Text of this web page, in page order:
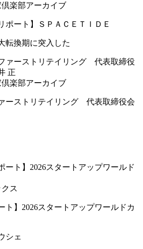
楽部アーカイブ
ポート】ＳＰＡＣＥＴＩＤＥ
転換期に突入した
楽部アーカイブ
ーストリテイリング 代表取締役会
クス
ト】2026スタートアップワールドカ
シェ